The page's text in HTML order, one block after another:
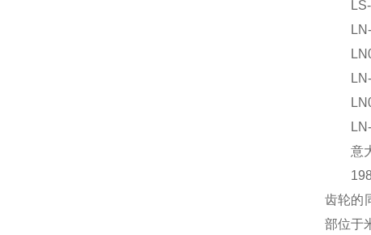
LS-
LN-
LN-
LN-
意大
1981
齿轮的
部位于